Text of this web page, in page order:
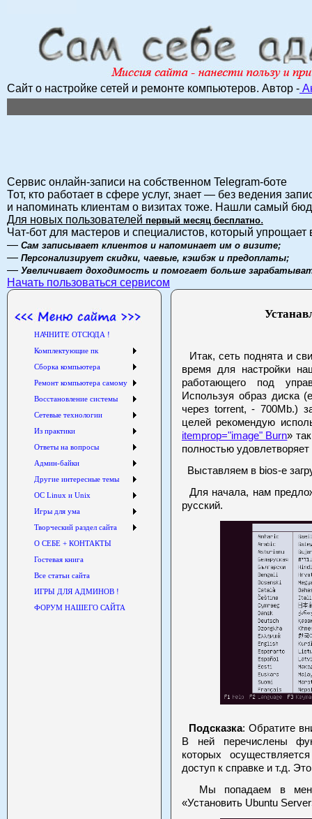
Сайт о настройке сетей и ремонте компьютеров. Автор -
Сервис онлайн-записи на собственном Telegram-боте
Тот, кто работает в сфере услуг, знает — без ведения
и напоминать клиентам о визитах тоже. Нашли самый
Для новых пользователей первый месяц бесплатно.
Чат-бот для мастеров и специалистов, который упрощает
— Сам записывает клиентов и напоминает им о визите;
— Персонализирует скидки, чаевые, кэшбэк и предоплаты;
— Увеличивает доходимость и помогает больше
Начать пользоваться сервисом
НАЧНИТЕ ОТСЮДА !
Комплектующие пк
Сборка компьютера
Ремонт компьютера самому
Восстановление системы
Сетевые технологии
Из практики
Ответы на вопросы
Админ-байки
Другие интересные темы
ОС Linux и Unix
Игры для ума
Творческий раздел сайта
О СЕБЕ + КОНТАКТЫ
Гостевая книга
Все статьи сайта
ИГРЫ ДЛЯ АДМИНОВ !
ФОРУМ НАШЕГО САЙТА
Итак, сеть поднята и
время для настройки
работающего под
Используя образ диска
через torrent, - 700Mb.)
целей рекомендую
itemprop="image" Burn»
полностью
Выставляем в bios-е
Для начала, нам
русский.
Подсказка: Обратите
В ней перечислены
которых
доступ к справке и т.д.
Мы попадаем в меню
«Установить Ubuntu